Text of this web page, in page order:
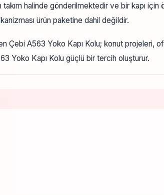
takım halinde gönderilmektedir ve bir kapı
ürün paketine dahil değildir.
Çebi A563 Yoko Kapı Kolu; konut projeleri,
Yoko Kapı Kolu güçlü bir tercih oluşturur.